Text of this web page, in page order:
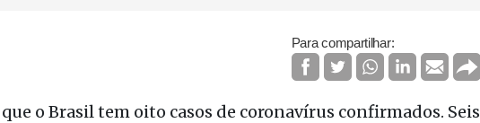
Para compartilhar:
o Brasil tem oito casos de coronavírus confirmados. Seis